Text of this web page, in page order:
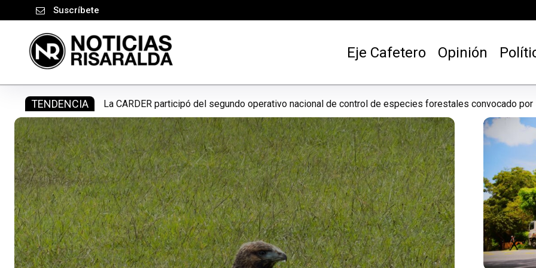
Suscríbete
Eje Cafetero Opinión
TENDENCIA La CARDER suspendió el almacenamiento de residuos peligrosos en un predio de Pereira